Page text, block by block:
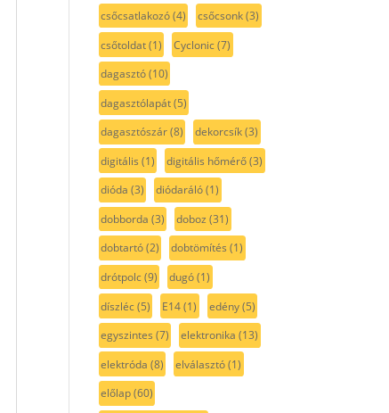
csőcsatlakozó(4) csőcsonk(3)
csőtoldat(1) Cyclonic(7)
dagasztó(10)
dagasztólapát(5)
dagasztószár(8) dekorcsík(3)
digitális (1) digitális hőmérő(3)
dióda (3) diódaráló(1)
dobborda (3) doboz (31)
dobtartó(2) dobtömítés (1)
drótpolc(9) dugó(1)
díszléc(5) E14(1) edény(5)
egyszintes (7) elektronika (13)
elektróda (8) elválasztó(1)
előlap(60)